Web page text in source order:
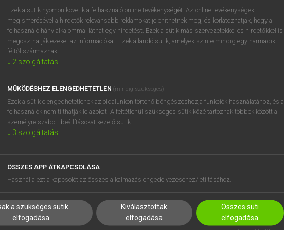
MEGOLDÁSOK
SÚGÓ
RÓLUNK
SÜTI BEÁLLÍTÁSOK
Ezek a sütik nyomon követik a felhasználó online tevékenységét. Az online tevékenységek
megismerésével a hirdetők relevánsabb reklámokat jeleníthetnek meg, és korlátozhatják, hogy a
felhasználó hány alkalommal láthat egy hirdetést. Ezek a sütik más szervezetekkel és hirdetőkkel is
megoszthatják ezeket az információkat. Ezek állandó sütik, amelyek szinte mindig egy harmadik
féltől származnak.
↓ 2 szolgáltatás
MŰKÖDÉSHEZ ELENGEDHETETLEN (mindig szükséges)
Ezek a sütik elengedhetetlenek az oldalunkon történő böngészéshez,a funkciók használatához, és a
felhasználók nem tilthatják le azokat. A feltétlenül szükséges sütik közé tartoznak többek között a
személyre szabott beállításokat kezelő sütik.
↓ 3 szolgáltatás
ÖSSZES APP ÁTKAPCSOLÁSA
Használja ezt a kapcsolót az összes alkalmazás engedélyezéséhez/letiltásához.
a szükséges sütik
elfogadása
Kiválasztottak
elfogadása
Összes süti
elfogadása